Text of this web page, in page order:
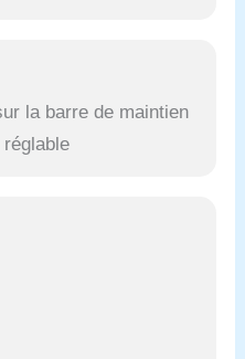
la barre de maintien